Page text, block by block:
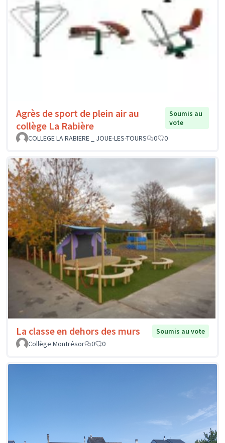
Agrès de sport de plein air au
collège La Rabière
Soumis au
vote
COLLEGE LA RABIERE _ JOUE-LES-TOURS
0 0
La classe en dehors des murs
Soumis au vote
Collège Montrésor
0 0